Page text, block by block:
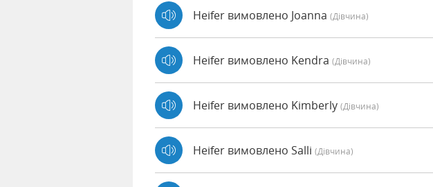
Heifer вимовлено Joanna (дівчина)
Heifer вимовлено Kendra (дівчина)
Heifer вимовлено Kimberly (дівчина)
Heifer вимовлено Salli (дівчина)